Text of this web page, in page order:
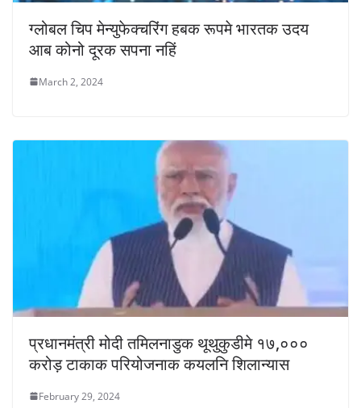
ग्लोबल चिप मेन्युफेक्चरिंग हबक रूपमे भारतक उदय
आब कोनो दूरक सपना नहिं
March 2, 2024
प्रधानमंत्री मोदी तमिलनाडुक थूथुकुडीमे १७,०००
करोड़ टाकाक परियोजनाक कयलनि शिलान्यास
February 29, 2024